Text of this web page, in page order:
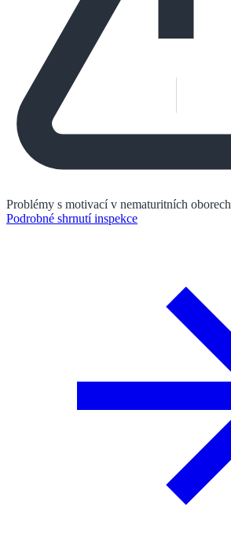
Problémy s motivací v nematuritních oborech
Podrobné shrnutí inspekce